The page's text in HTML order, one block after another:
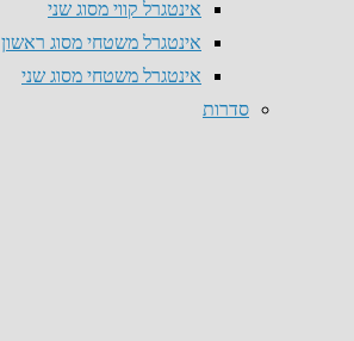
אינטגרל קווי מסוג שני
אינטגרל משטחי מסוג ראשון
אינטגרל משטחי מסוג שני
סדרות